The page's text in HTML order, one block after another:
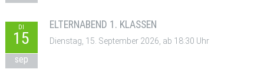
DI
15
sep
ELTERNABEND 1. KLASSEN
Dienstag, 15. September 2026, ab 18:30 Uhr